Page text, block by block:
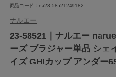
商品コード：na23-58521249182
ナルエー
23-58521｜ナルエー
ーズ ブラジャー単品 シェ
イズ GHIカップ アンダー